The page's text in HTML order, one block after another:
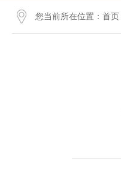
您当前所在位置： 首页